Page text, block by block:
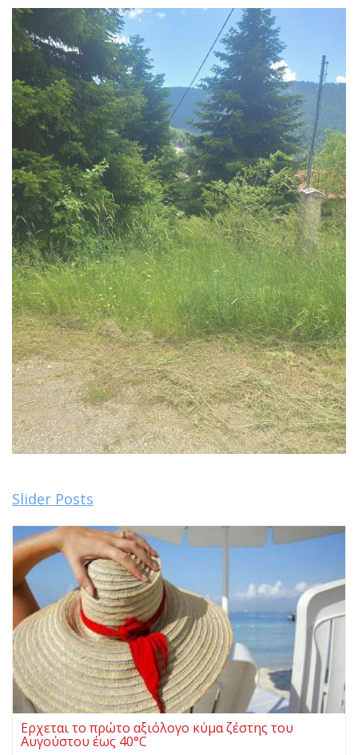
Slider Posts
Ερχεται το πρώτο αξιόλογο κύμα ζέστης του
Αυγούστου έως 40°C